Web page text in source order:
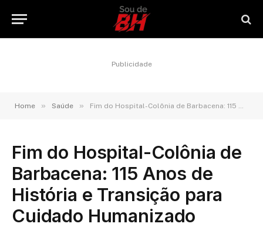
Publicidade
Home » Saúde » Fim do Hospital-Colônia de Barbacena: 115 Anos de História e Transição para Cuidado Humanizado
Fim do Hospital-Colônia de
Barbacena: 115 Anos de
História e Transição para
Cuidado Humanizado